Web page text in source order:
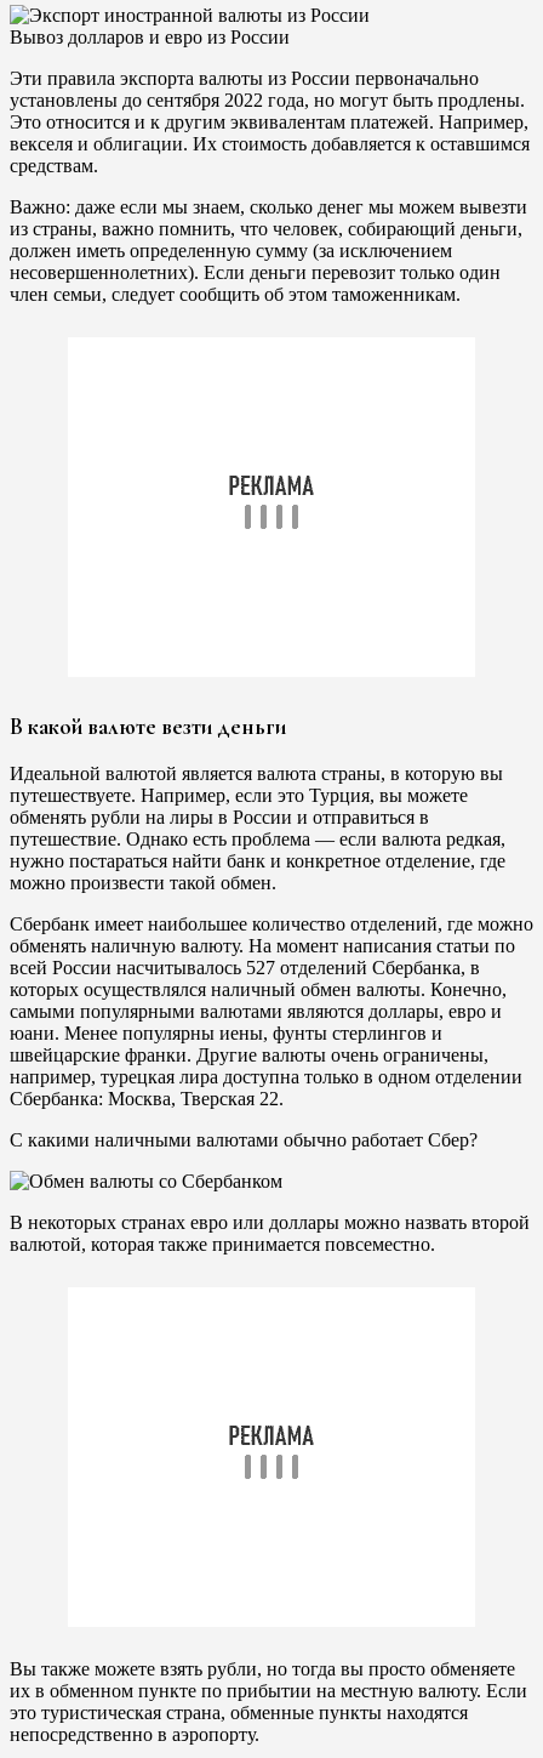
Вывоз долларов и евро из России
Эти правила экспорта валюты из России первоначально
установлены до сентября 2022 года, но могут быть продлены.
Это относится и к другим эквивалентам платежей. Например,
векселя и облигации. Их стоимость добавляется к оставшимся
средствам.
Важно: даже если мы знаем, сколько денег мы можем вывезти
из страны, важно помнить, что человек, собирающий деньги,
должен иметь определенную сумму (за исключением
несовершеннолетних). Если деньги перевозит только один
член семьи, следует сообщить об этом таможенникам.
В какой валюте везти деньги
Идеальной валютой является валюта страны, в которую вы
путешествуете. Например, если это Турция, вы можете
обменять рубли на лиры в России и отправиться в
путешествие. Однако есть проблема — если валюта редкая,
нужно постараться найти банк и конкретное отделение, где
можно произвести такой обмен.
Сбербанк имеет наибольшее количество отделений, где можно
обменять наличную валюту. На момент написания статьи по
всей России насчитывалось 527 отделений Сбербанка, в
которых осуществлялся наличный обмен валюты. Конечно,
самыми популярными валютами являются доллары, евро и
юани. Менее популярны иены, фунты стерлингов и
швейцарские франки. Другие валюты очень ограничены,
например, турецкая лира доступна только в одном отделении
Сбербанка: Москва, Тверская 22.
С какими наличными валютами обычно работает Сбер?
В некоторых странах евро или доллары можно назвать второй
валютой, которая также принимается повсеместно.
Вы также можете взять рубли, но тогда вы просто обменяете
их в обменном пункте по прибытии на местную валюту. Если
это туристическая страна, обменные пункты находятся
непосредственно в аэропорту.